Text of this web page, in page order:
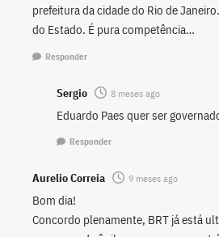
prefeitura da cidade do Rio de
do Estado. É pura competência…
Responder
Sergio 8 meses ago
Eduardo Paes quer ser
Responder
Aurelio Correia 9 meses ago
Bom dia!
Concordo plenamente, BRT já está